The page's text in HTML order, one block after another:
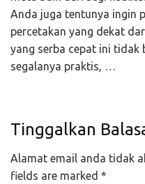
Anda juga tentunya ingin
percetakan yang dekat
yang serba cepat ini tidak
segalanya praktis, …
Tinggalkan
Alamat email anda tidak
fields are marked *